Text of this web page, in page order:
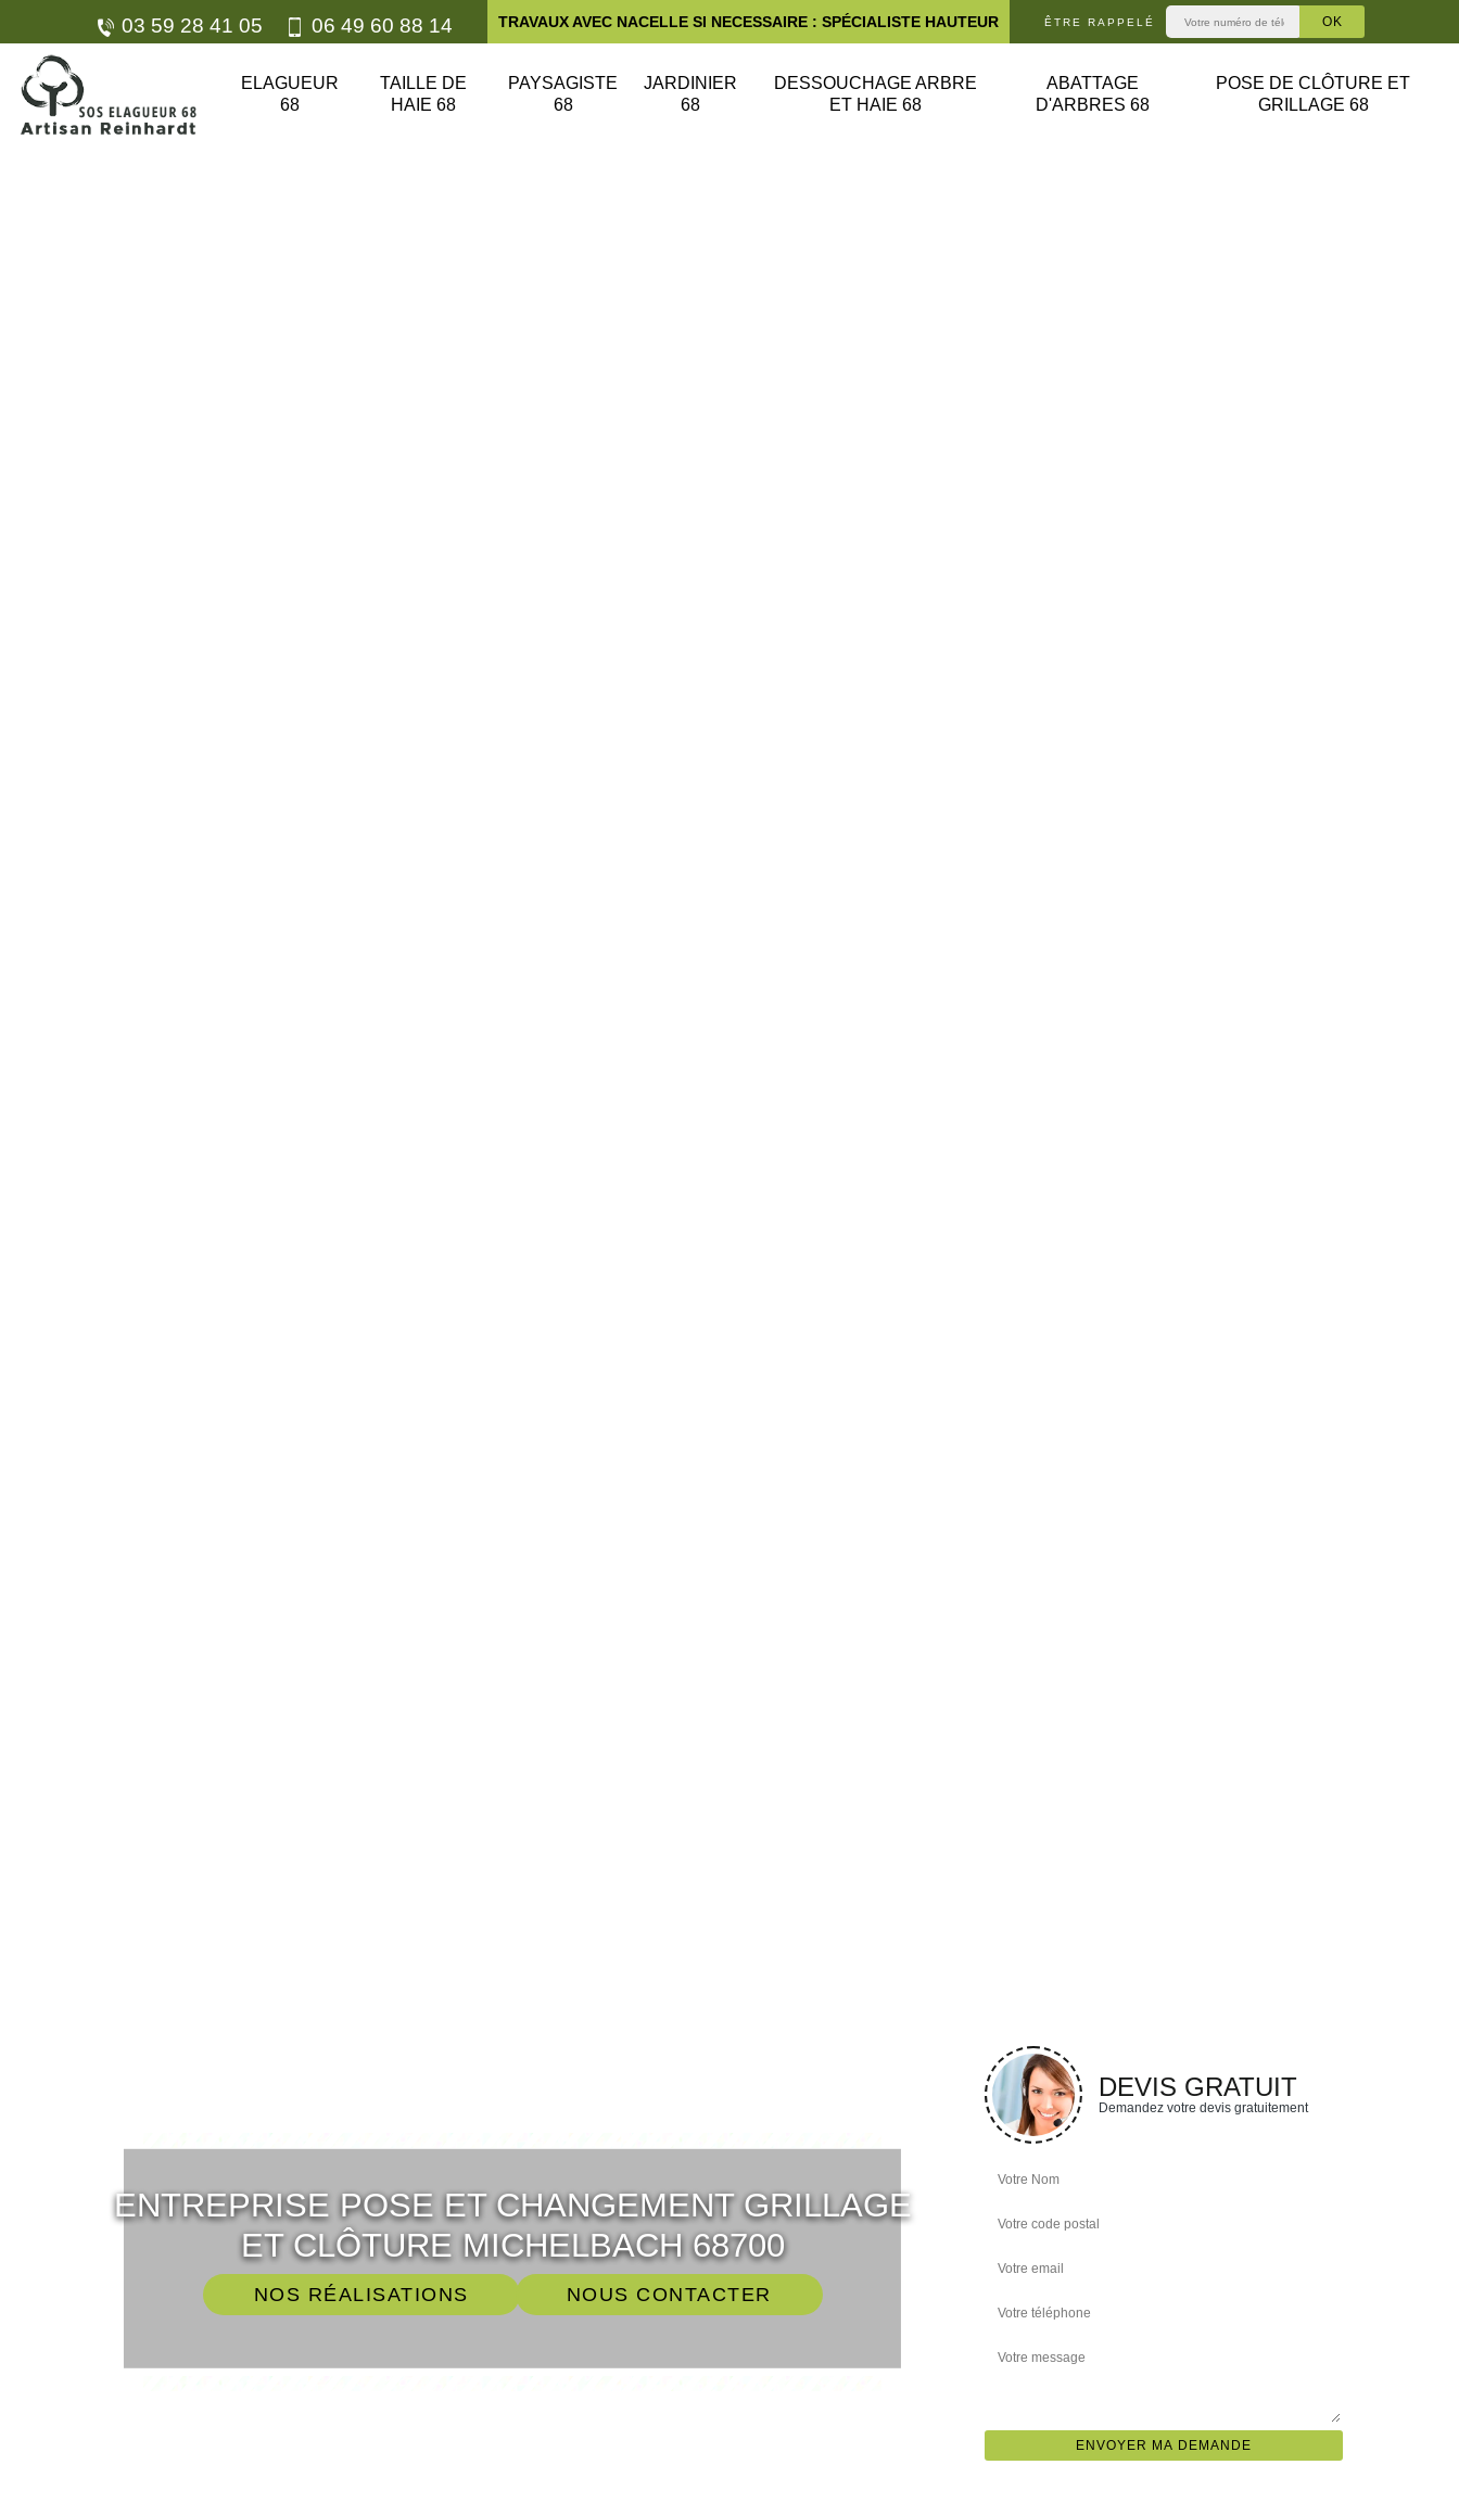
03 59 28 41 05 06 49 60 88 14 TRAVAUX AVEC NACELLE SI NECESSAIRE : SPÉCIALISTE HAUTEUR ÊTRE RAPPELÉ
ELAGUEUR
68
TAILLE DE
HAIE 68
PAYSAGISTE
68
JARDINIER
68
DESSOUCHAGE ARBRE
ET HAIE 68
ABATTAGE
D'ARBRES 68
POSE DE CLÔTURE ET
GRILLAGE 68
ENTREPRISE POSE ET CHANGEMENT GRILLAGE
ET CLÔTURE MICHELBACH 68700
NOS RÉALISATIONS NOUS CONTACTER
DEVIS GRATUIT
Demandez votre devis gratuitement